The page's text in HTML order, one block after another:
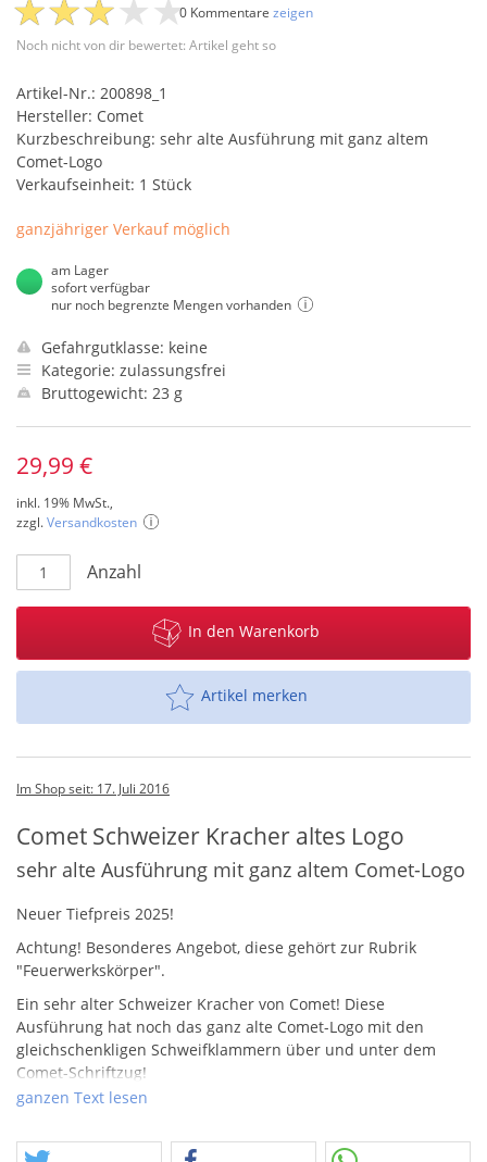
Noch nicht von dir bewertet: Artikel geht so
0 Kommentare zeigen
Artikel-Nr.: 200898_1
Hersteller: Comet
Kurzbeschreibung: sehr alte Ausführung mit ganz altem
Comet-Logo
Verkaufseinheit: 1 Stück
ganzjähriger Verkauf möglich
am Lager
sofort verfügbar
nur noch begrenzte Mengen vorhanden
Gefahrgutklasse: keine
Kategorie: zulassungsfrei
Bruttogewicht: 23 g
29,99 €
inkl. 19% MwSt.,
zzgl.Versandkosten
Anzahl
In den Warenkorb
Artikel merken
Im Shop seit: 17. Juli 2016
Comet Schweizer Kracher altes Logo
sehr alte Ausführung mit ganz altem Comet-Logo
Neuer Tiefpreis 2025!
Achtung! Besonderes Angebot, diese gehört zur Rubrik
"Feuerwerkskörper".
Ein sehr alter Schweizer Kracher von Comet! Diese
Ausführung hat noch das ganz alte Comet-Logo mit den
gleichschenkligen Schweifklammern über und unter dem
Comet-Schriftzug!
Achtung, dieser seltene Kracher ist einmalig.
ganzen Text lesen